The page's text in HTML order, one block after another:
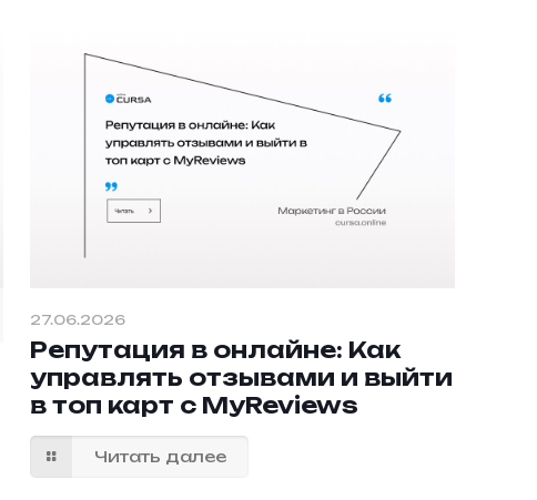
27.06.2026
Репутация в онлайне: Как
управлять отзывами и выйти
в топ карт с MyReviews
Читать далее